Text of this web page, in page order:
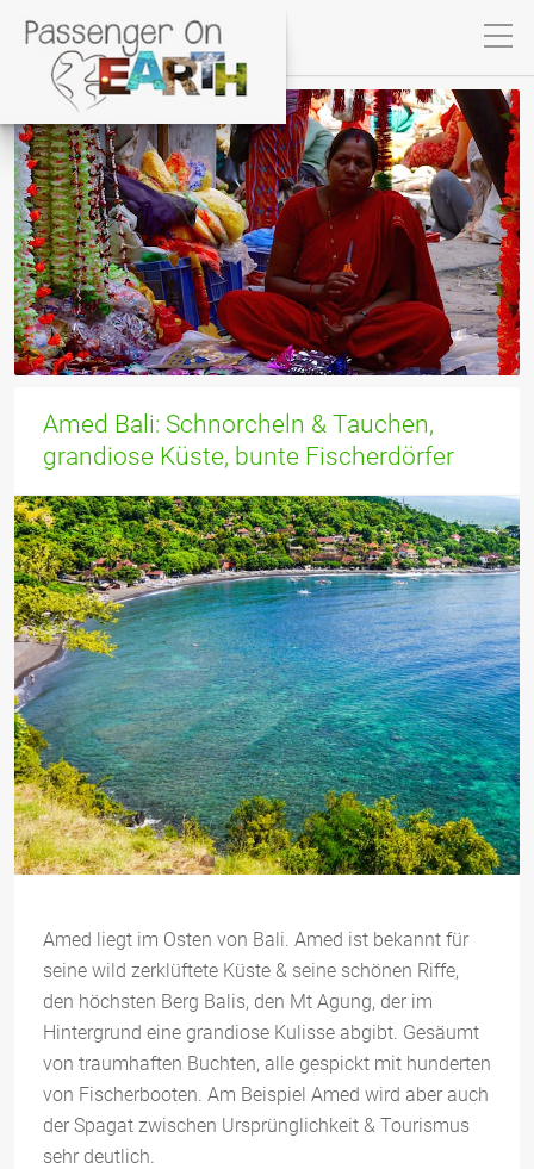
Amed Bali: Schnorcheln & Tauchen,
grandiose Küste, bunte Fischerdörfer
Amed liegt im Osten von Bali. Amed ist bekannt für
seine wild zerklüftete Küste & seine schönen Riffe,
den höchsten Berg Balis, den Mt Agung, der im
Hintergrund eine grandiose Kulisse abgibt. Gesäumt
von traumhaften Buchten, alle gespickt mit hunderten
von Fischerbooten. Am Beispiel Amed wird aber auch
der Spagat zwischen Ursprünglichkeit & Tourismus
sehr deutlich.